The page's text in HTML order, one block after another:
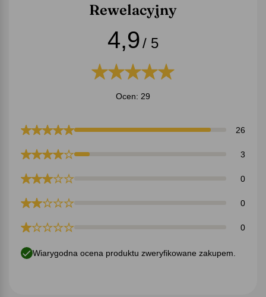
Rewelacyjny
4,9/ 5
Ocen: 29
26
3
0
0
0
Wiarygodna ocena produktu zweryfikowane zakupem.